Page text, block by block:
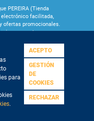
PEREIRA (Tienda
facilitada,
ofertas promocionales.
momento por
de sus datos y
Política de
Privacidad
para
.
ACEPTO
GESTIÓN
DE
COOKIES
RECHAZAR